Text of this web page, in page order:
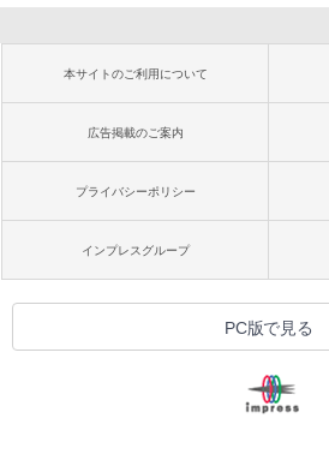
本サイトのご利用について
広告掲載のご案内
プライバシーポリシー
インプレスグループ
PC版で見る